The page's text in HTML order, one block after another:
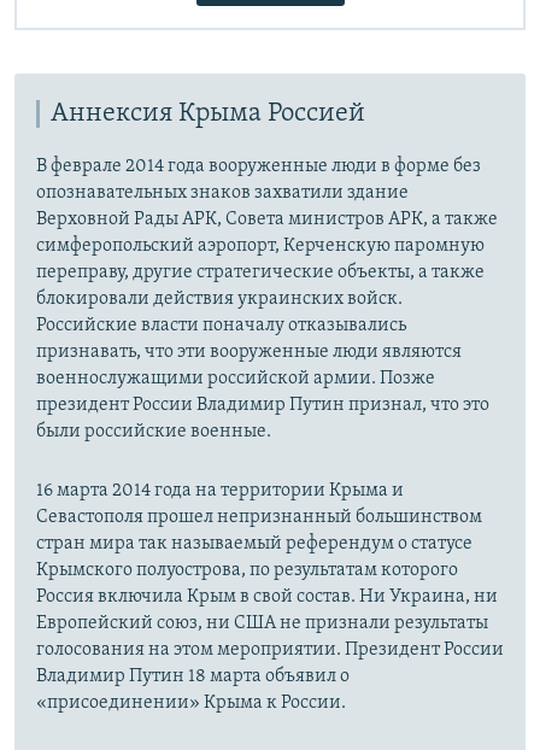
Аннексия Крыма Россией
В феврале 2014 года вооруженные люди в форме без
опознавательных знаков захватили здание
Верховной Рады АРК, Совета министров АРК, а также
симферопольский аэропорт, Керченскую паромную
переправу, другие стратегические объекты, а также
блокировали действия украинских войск.
Российские власти поначалу отказывались
признавать, что эти вооруженные люди являются
военнослужащими российской армии. Позже
президент России Владимир Путин признал, что это
были российские военные.
16 марта 2014 года на территории Крыма и
Севастополя прошел непризнанный большинством
стран мира так называемый референдум о статусе
Крымского полуострова, по результатам которого
Россия включила Крым в свой состав. Ни Украина, ни
Европейский союз, ни США не признали результаты
голосования на этом мероприятии. Президент России
Владимир Путин 18 марта объявил о
«присоединении» Крыма к России.